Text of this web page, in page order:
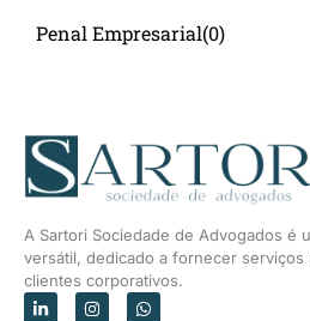
Penal Empresarial(0)
A Sartori Sociedade de Advogados é
versátil, dedicado a fornecer serviços
clientes corporativos.